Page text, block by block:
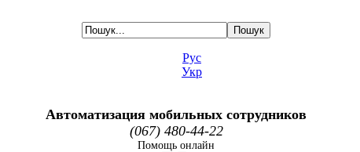
Рус
Укр
Автоматизация мобильных сотрудников
(067) 480-44-22
Помощь онлайн